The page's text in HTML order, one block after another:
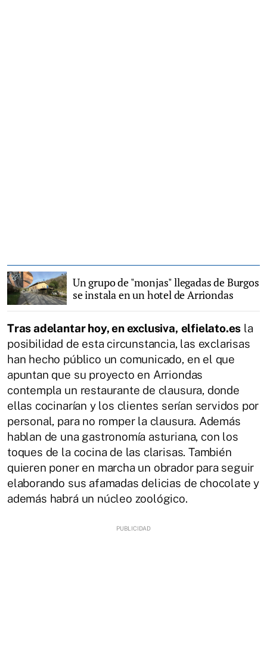
Un grupo de "monjas" llegadas de Burgos
se instala en un hotel de Arriondas
Tras adelantar hoy, en exclusiva, elfielato.es la
posibilidad de esta circunstancia, las exclarisas
han hecho público un comunicado, en el que
apuntan que su proyecto en Arriondas
contempla un restaurante de clausura, donde
ellas cocinarían y los clientes serían servidos por
personal, para no romper la clausura. Además
hablan de una gastronomía asturiana, con los
toques de la cocina de las clarisas. También
quieren poner en marcha un obrador para seguir
elaborando sus afamadas delicias de chocolate y
además habrá un núcleo zoológico.